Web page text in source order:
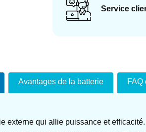
Service
Avantages de la batterie FAQ
externe qui allie puissance et